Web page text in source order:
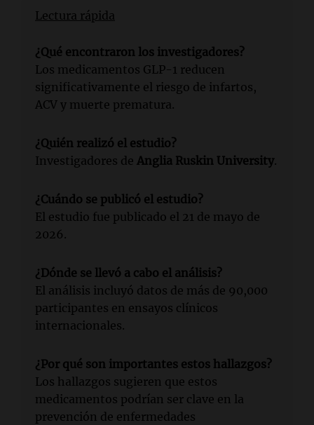
Lectura rápida
¿Qué encontraron los investigadores?
Los medicamentos GLP-1 reducen
significativamente el riesgo de infartos,
ACV y muerte prematura.
¿Quién realizó el estudio?
Investigadores de Anglia Ruskin University.
¿Cuándo se publicó el estudio?
El estudio fue publicado el 21 de mayo de
2026.
¿Dónde se llevó a cabo el análisis?
El análisis incluyó datos de más de 90,000
participantes en ensayos clínicos
internacionales.
¿Por qué son importantes estos hallazgos?
Los hallazgos sugieren que estos
medicamentos podrían ser clave en la
prevención de enfermedades